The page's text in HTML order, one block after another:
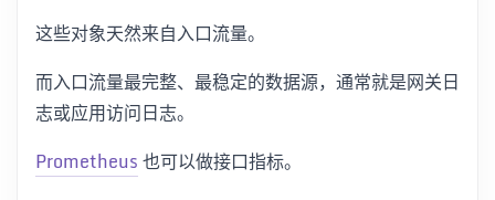
这些对象天然来自入口流量。
而入口流量最完整、最稳定的数据源，通常就是网关日
志或应用访问日志。
Prometheus也可以做接口指标。